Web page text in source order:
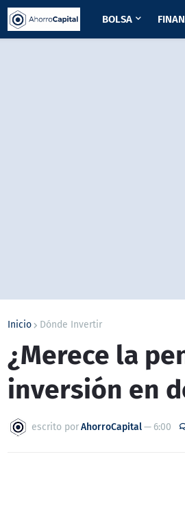
BOLSA
Inicio Dónde Invertir
¿Merece la
inversión en
escrito porAhorroCapital— 6:00